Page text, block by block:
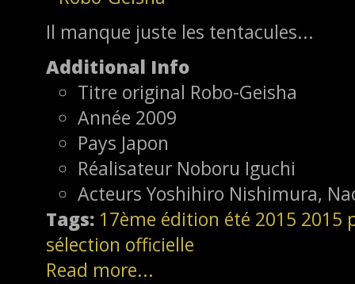
Il manque juste les tentacules...
Additional Info
Titre original Robo-Geisha
Année 2009
Pays Japon
Réalisateur Noboru Iguchi
Acteurs Yoshihiro Nishimura,
Tags: 17ème édition été 2015 2015
sélection officielle
Read more...